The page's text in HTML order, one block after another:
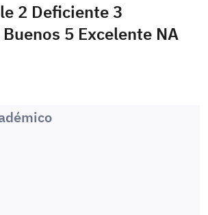
2 Deficiente 3
5 Excelente NA